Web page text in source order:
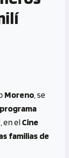
Moreno , se
programa
, en elCine
familias de